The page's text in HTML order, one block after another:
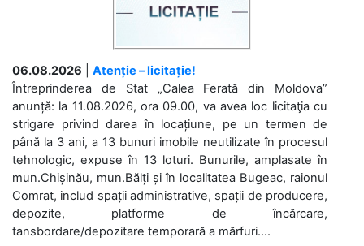
06.08.2026
Atenție – licitație!
Întreprinderea de Stat „Calea Ferată din Moldova”
anunță: la 11.08.2026, ora 09.00, va avea loc licitaţia cu
strigare privind darea în locațiune, pe un termen de
până la 3 ani, a 13 bunuri imobile neutilizate în procesul
tehnologic, expuse în 13 loturi. Bunurile, amplasate în
mun.Chișinău, mun.Bălți și în localitatea Bugeac, raionul
Comrat, includ spații administrative, spații de producere,
depozite, platforme de încărcare,
tansbordare/depozitare temporară a mărfuri....